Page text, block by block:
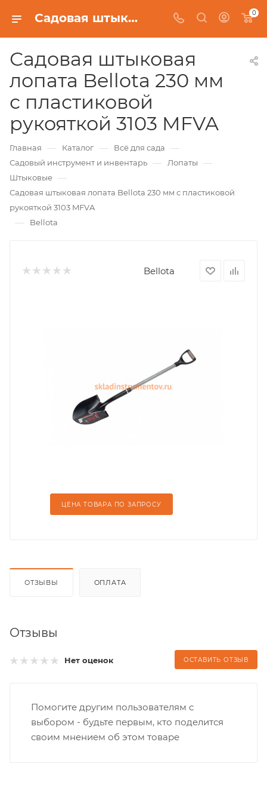
Садовая штыковая лопата Bellota 230 мм с пластиковой рукояткой 3103 MFVA 0
Садовая штыковая
лопата Bellota 230 мм
с пластиковой
рукояткой 3103 MFVA
Главная — Каталог — Всё для сада —
Садовый инструмент и инвентарь — Лопаты —
Штыковые —
Садовая штыковая лопата Bellota 230 мм с пластиковой
рукояткой 3103 MFVA
— Bellota
Bellota
ЦЕНА ТОВАРА ПО ЗАПРОСУ
ОТЗЫВЫ ОПЛАТА
Отзывы
Нет оценок ОСТАВИТЬ ОТЗЫВ
Помогите другим пользователям с
выбором - будьте первым, кто поделится
своим мнением об этом товаре